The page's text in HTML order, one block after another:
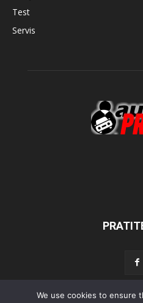
Test
Servis
We use cookies to ensure